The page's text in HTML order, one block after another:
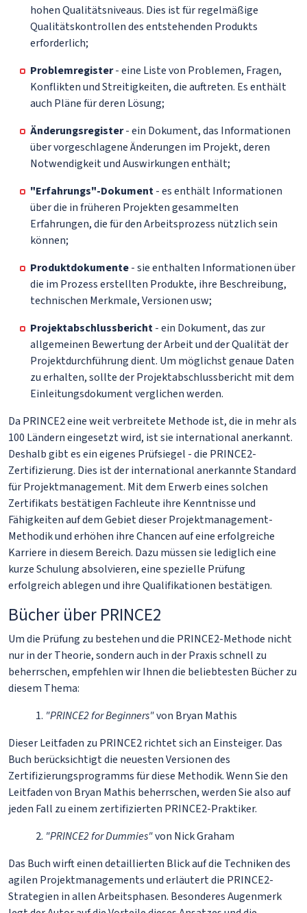
hohen Qualitätsniveaus. Dies ist für regelmäßige
Qualitätskontrollen des entstehenden Produkts
erforderlich;
Problemregister- eine Liste von Problemen, Fragen,
Konflikten und Streitigkeiten, die auftreten. Es enthält
auch Pläne für deren Lösung;
Änderungsregister- ein Dokument, das Informationen
über vorgeschlagene Änderungen im Projekt, deren
Notwendigkeit und Auswirkungen enthält;
"Erfahrungs"-Dokument- es enthält Informationen
über die in früheren Projekten gesammelten
Erfahrungen, die für den Arbeitsprozess nützlich sein
können;
Produktdokumente- sie enthalten Informationen über
die im Prozess erstellten Produkte, ihre Beschreibung,
technischen Merkmale, Versionen usw;
Projektabschlussbericht- ein Dokument, das zur
allgemeinen Bewertung der Arbeit und der Qualität der
Projektdurchführung dient. Um möglichst genaue Daten
zu erhalten, sollte der Projektabschlussbericht mit dem
Einleitungsdokument verglichen werden.
Da PRINCE2 eine weit verbreitete Methode ist, die in mehr als
100 Ländern eingesetzt wird, ist sie international anerkannt.
Deshalb gibt es ein eigenes Prüfsiegel - die PRINCE2-
Zertifizierung. Dies ist der international anerkannte Standard
für Projektmanagement. Mit dem Erwerb eines solchen
Zertifikats bestätigen Fachleute ihre Kenntnisse und
Fähigkeiten auf dem Gebiet dieser Projektmanagement-
Methodik und erhöhen ihre Chancen auf eine erfolgreiche
Karriere in diesem Bereich. Dazu müssen sie lediglich eine
kurze Schulung absolvieren, eine spezielle Prüfung
erfolgreich ablegen und ihre Qualifikationen bestätigen.
Bücher über PRINCE2
Um die Prüfung zu bestehen und die PRINCE2-Methode nicht
nur in der Theorie, sondern auch in der Praxis schnell zu
beherrschen, empfehlen wir Ihnen die beliebtesten Bücher zu
diesem Thema:
1. "PRINCE2 for Beginners"von Bryan Mathis
Dieser Leitfaden zu PRINCE2 richtet sich an Einsteiger. Das
Buch berücksichtigt die neuesten Versionen des
Zertifizierungsprogramms für diese Methodik. Wenn Sie den
Leitfaden von Bryan Mathis beherrschen, werden Sie also auf
jeden Fall zu einem zertifizierten PRINCE2-Praktiker.
2. "PRINCE2 for Dummies"von Nick Graham
Das Buch wirft einen detaillierten Blick auf die Techniken des
agilen Projektmanagements und erläutert die PRINCE2-
Strategien in allen Arbeitsphasen. Besonderes Augenmerk